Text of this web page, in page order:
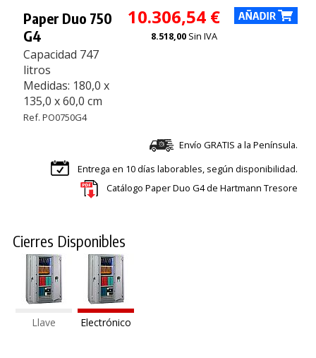
Paper Duo 750
G4
Capacidad 747
litros
Medidas: 180,0 x
135,0 x 60,0 cm
Ref. PO0750G4
10.306,54 €
8.518,00 Sin IVA
Envío GRATIS a la Península.
Entrega en 10 días laborables, según disponibilidad.
Catálogo Paper Duo G4 de Hartmann Tresore
Cierres Disponibles
Llave Electrónico